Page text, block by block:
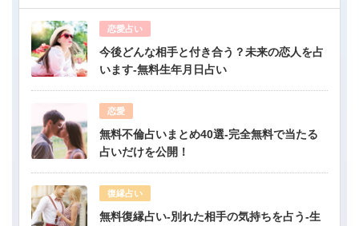
恋愛占い
今後どんな相手と付き合う？未来の恋人を占
います-無料生年月日占い
恋愛
無料不倫占いまとめ40選-完全無料で当たる
占いだけを公開！
復縁占い
無料復縁占い-別れた相手の気持ちを占う-生